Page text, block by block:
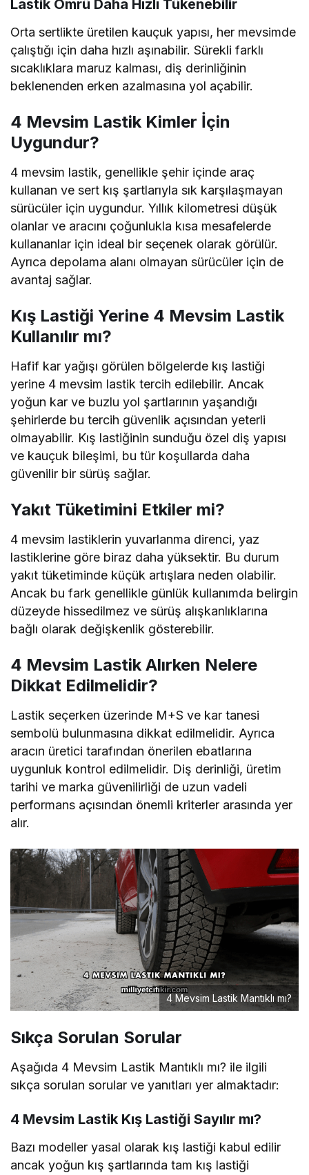
Lastik Ömrü Daha Hızlı Tükenebilir
Orta sertlikte üretilen kauçuk yapısı, her mevsimde
çalıştığı için daha hızlı aşınabilir. Sürekli farklı
sıcaklıklara maruz kalması, diş derinliğinin
beklenenden erken azalmasına yol açabilir.
4 Mevsim Lastik Kimler İçin
Uygundur?
4 mevsim lastik, genellikle şehir içinde araç
kullanan ve sert kış şartlarıyla sık karşılaşmayan
sürücüler için uygundur. Yıllık kilometresi düşük
olanlar ve aracını çoğunlukla kısa mesafelerde
kullananlar için ideal bir seçenek olarak görülür.
Ayrıca depolama alanı olmayan sürücüler için de
avantaj sağlar.
Kış Lastiği Yerine 4 Mevsim Lastik
Kullanılır mı?
Hafif kar yağışı görülen bölgelerde kış lastiği
yerine 4 mevsim lastik tercih edilebilir. Ancak
yoğun kar ve buzlu yol şartlarının yaşandığı
şehirlerde bu tercih güvenlik açısından yeterli
olmayabilir. Kış lastiğinin sunduğu özel diş yapısı
ve kauçuk bileşimi, bu tür koşullarda daha
güvenilir bir sürüş sağlar.
Yakıt Tüketimini Etkiler mi?
4 mevsim lastiklerin yuvarlanma direnci, yaz
lastiklerine göre biraz daha yüksektir. Bu durum
yakıt tüketiminde küçük artışlara neden olabilir.
Ancak bu fark genellikle günlük kullanımda belirgin
düzeyde hissedilmez ve sürüş alışkanlıklarına
bağlı olarak değişkenlik gösterebilir.
4 Mevsim Lastik Alırken Nelere
Dikkat Edilmelidir?
Lastik seçerken üzerinde M+S ve kar tanesi
sembolü bulunmasına dikkat edilmelidir. Ayrıca
aracın üretici tarafından önerilen ebatlarına
uygunluk kontrol edilmelidir. Diş derinliği, üretim
tarihi ve marka güvenilirliği de uzun vadeli
performans açısından önemli kriterler arasında yer
alır.
4 Mevsim Lastik Mantıklı mı?
Sıkça Sorulan Sorular
Aşağıda 4 Mevsim Lastik Mantıklı mı? ile ilgili
sıkça sorulan sorular ve yanıtları yer almaktadır:
4 Mevsim Lastik Kış Lastiği Sayılır mı?
Bazı modeller yasal olarak kış lastiği kabul edilir
ancak yoğun kış şartlarında tam kış lastiği